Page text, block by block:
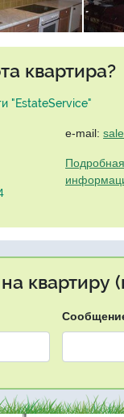
квартира?
"EstateService"
e-mail:
на квартиру